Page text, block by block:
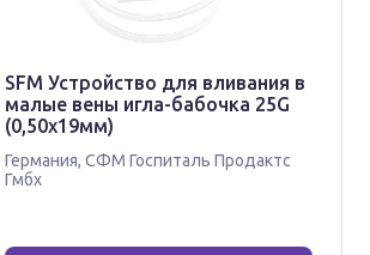
SFM Устройство для вливания в
малые вены игла-бабочка 25G
(0,50х19мм)
Германия, СФМ Госпиталь Продактс
Гмбх